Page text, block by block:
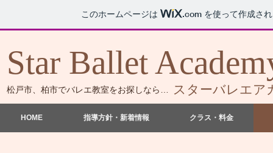
このホームページは .com を使って作成さ
Star Ballet
​松戸市、柏市でバレエ教室をお探しなら… スターバレエア
HOME 指導方針・新着情報 クラス・料金